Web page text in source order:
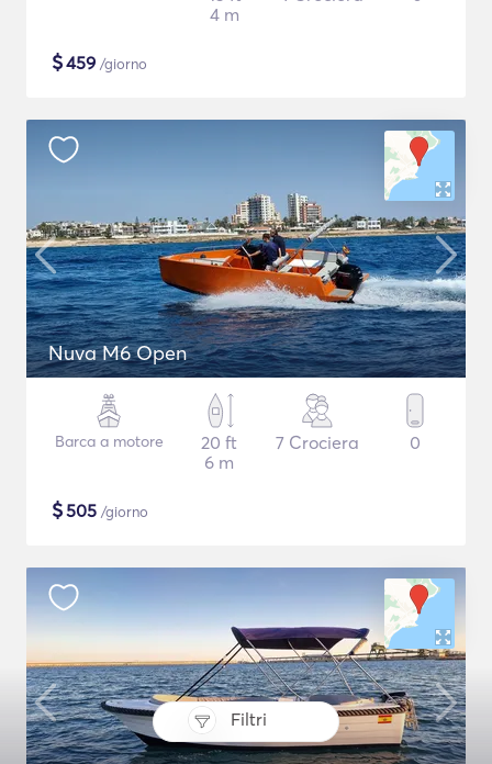
Filtri
4 m
$459 /giorno
Nuva M6 Open
Barca a motore
20 ft
6 m
7 Crociera 0
$505 /giorno